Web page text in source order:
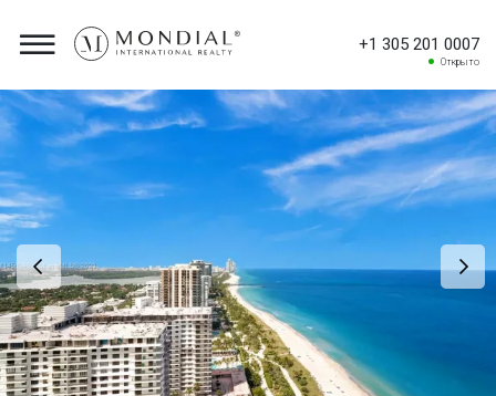
+1 305 201 0007
Открыто